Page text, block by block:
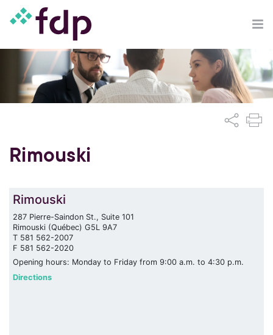
Rimouski
Rimouski
287 Pierre-Saindon St., Suite 101
Rimouski (Québec) G5L 9A7
T 581 562-2007
F 581 562-2020
Opening hours: Monday to Friday from 9:00 a.m. to 4:30 p.m.
Directions